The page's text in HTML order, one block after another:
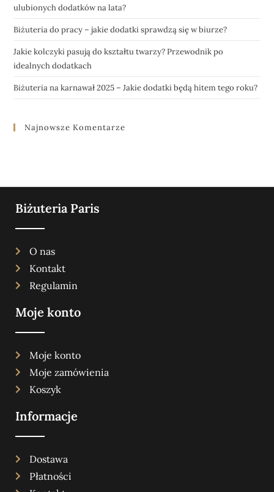
ulubionych dodatków na lata?
Biżuteria do pracy – jakie dodatki sprawdzą się w biurze?
Jakie kolczyki pasują do kształtu twarzy? Przewodnik po
idealnych dodatkach
Biżuteria na karnawał 2025 – Jakie dodatki będą hitem tego roku?
Najnowsze Komentarze
Biżuteria Paris
O nas
Kontakt
Regulamin
Moje konto
Moje konto
Moje zamówienia
Koszyk
Informacje
Dostawa
Płatności